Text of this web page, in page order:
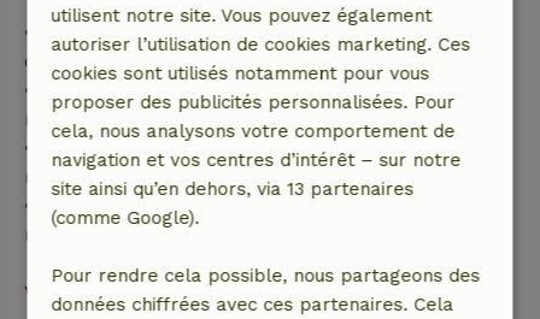
• Jusqu'à 42 jours avant l'arrivée : remboursement
de 70 %
• Entre 42 et 28 jours avant l'arrivée :
remboursement de 40 %
• De 28 jours avant l'arrivée jusqu'au jour même :
remboursement de 10 %
• Le jour de l'arrivée ou après : aucun
remboursement
Voir tout
utilisent notre site. Vous pouvez également
autoriser l’utilisation de cookies marketing. Ces
cookies sont utilisés notamment pour vous
proposer des publicités personnalisées. Pour
cela, nous analysons votre comportement de
navigation et vos centres d’intérêt – sur notre
site ainsi qu’en dehors, via 13 partenaires
(comme Google).
Pour rendre cela possible, nous partageons des
données chiffrées avec ces partenaires. Cela